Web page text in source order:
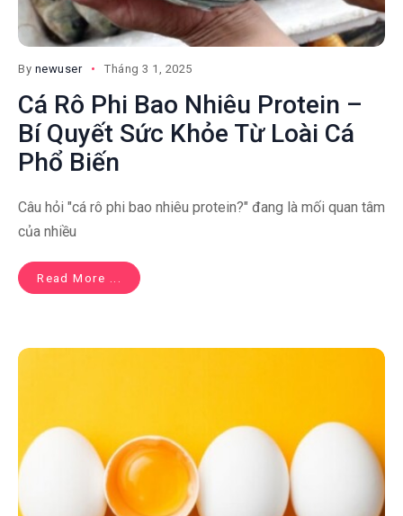
By newuser Tháng 3 1, 2025
Cá Rô Phi Bao Nhiêu Protein –
Bí Quyết Sức Khỏe Từ Loài Cá
Phổ Biến
Câu hỏi "cá rô phi bao nhiêu protein?" đang là mối quan tâm
của nhiều
Read More ...